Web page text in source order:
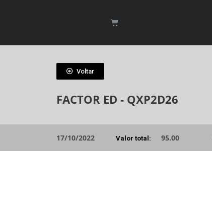
Voltar
FACTOR ED - QXP2D26
17/10/2022 Valor total: 95.00